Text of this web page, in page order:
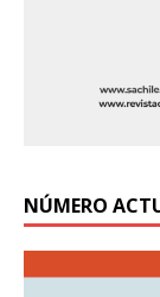
NÚMERO